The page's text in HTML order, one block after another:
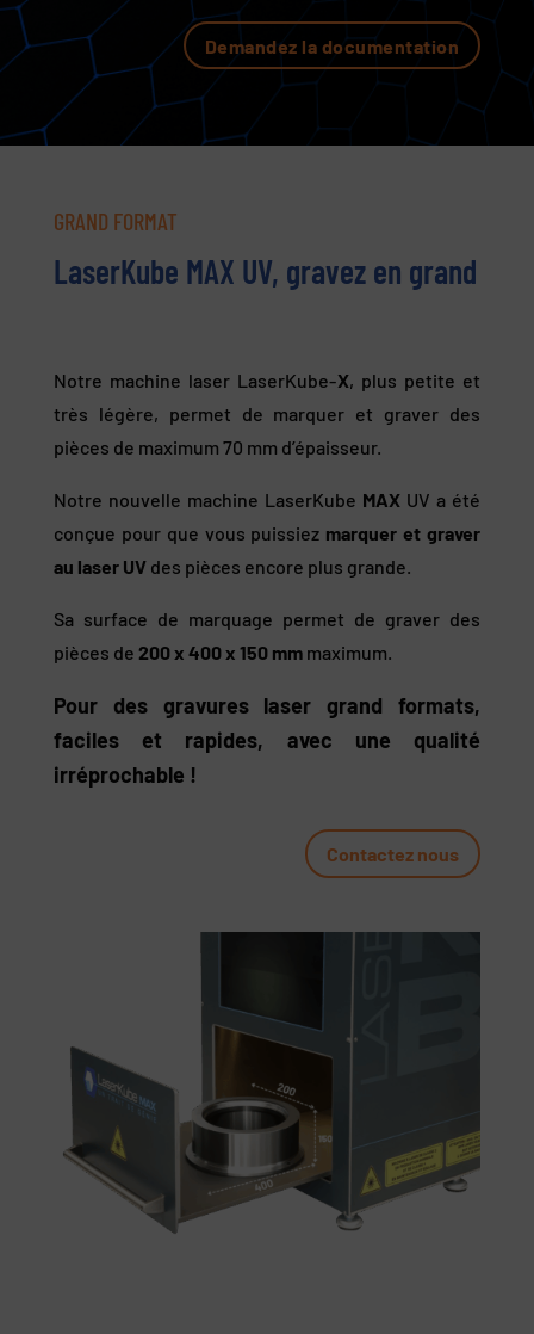
Demandez la documentation
GRAND FORMAT
LaserKube MAX UV, gravez en grand
Notre machine laser LaserKube-X, plus petite et
très légère, permet de marquer et graver des
pièces de maximum 70 mm d’épaisseur.
Notre nouvelle machine LaserKube MAX UV a été
conçue pour que vous puissiez marquer et graver
au laser UVdes pièces encore plus grande.
Sa surface de marquage permet de graver des
pièces de 200 x 400 x 150 mmmaximum.
Pour des gravures laser grand formats,
faciles et rapides, avec une qualité
irréprochable !
Contactez nous